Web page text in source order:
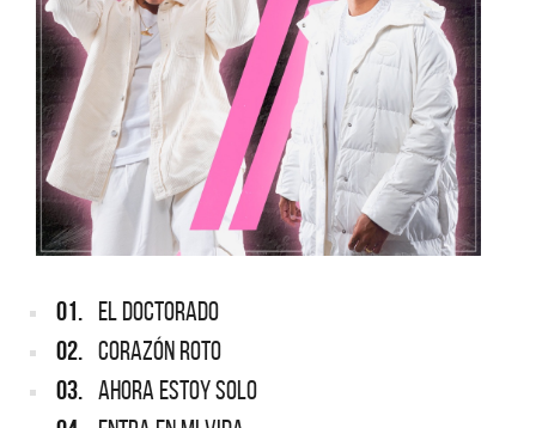
01. EL DOCTORADO
02. CORAZÓN ROTO
03. AHORA ESTOY SOLO